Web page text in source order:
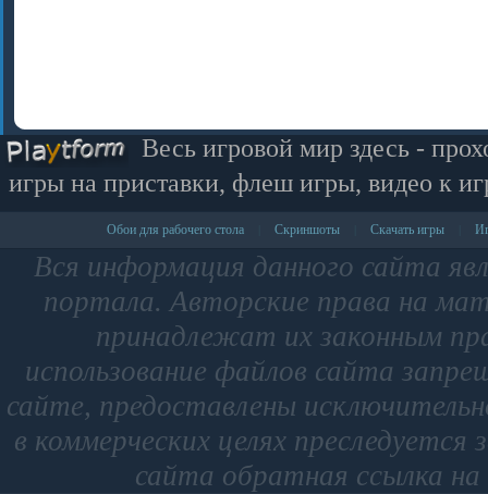
Весь игровой мир здесь -
игры на приставки, флеш игры, видео к
Обои для рабочего стола Скриншоты Скачать игры
Вся информация данного сайта
портала. Авторские права на
принадлежат их законным
использование файлов сайта
сайте, предоставлены
в коммерческих целях
сайта обратная ссылка